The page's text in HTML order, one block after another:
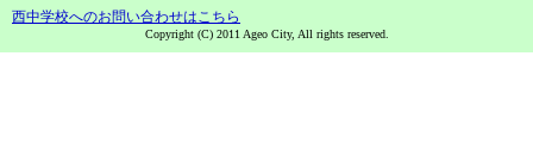
西中学校へのお問い合わせはこちら
Copyright (C) 2011 Ageo City, All rights reserved.